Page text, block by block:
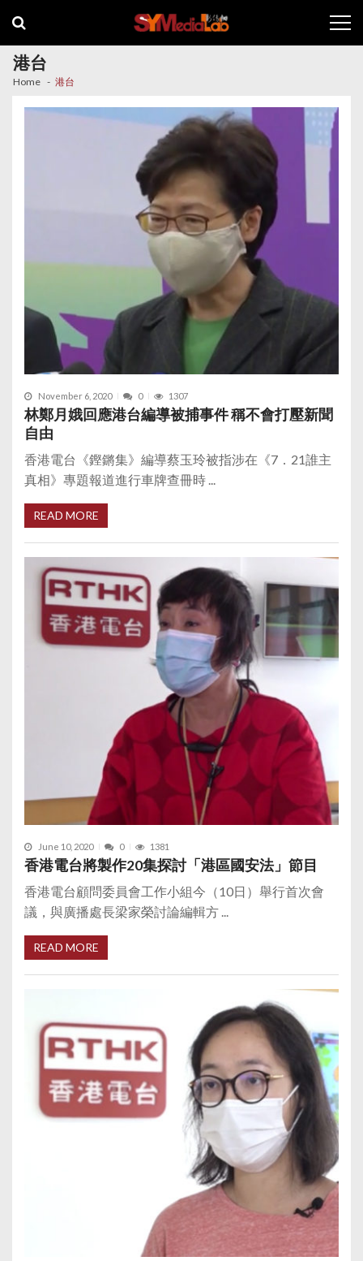
navigation
content
港台
Home 港台
November 6, 2020 0 1307
林鄭月娥回應港台編導被捕事件 稱不會打壓新聞
自由
香港電台《鏗鏘集》編導蔡玉玲被指涉在《7．21誰主
真相》專題報道進行車牌查冊時 ...
READ MORE
June 10, 2020 0 1381
香港電台將製作20集探討「港區國安法」節目
香港電台顧問委員會工作小組今（10日）舉行首次會
議，與廣播處長梁家榮討論編輯方 ...
READ MORE